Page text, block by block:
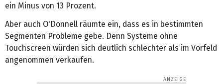
ein Minus von 13 Prozent.
Aber auch O'Donnell räumte ein, dass es in bestimmten
Segmenten Probleme gebe. Denn Systeme ohne
Touchscreen würden sich deutlich schlechter als im Vorfeld
angenommen verkaufen.